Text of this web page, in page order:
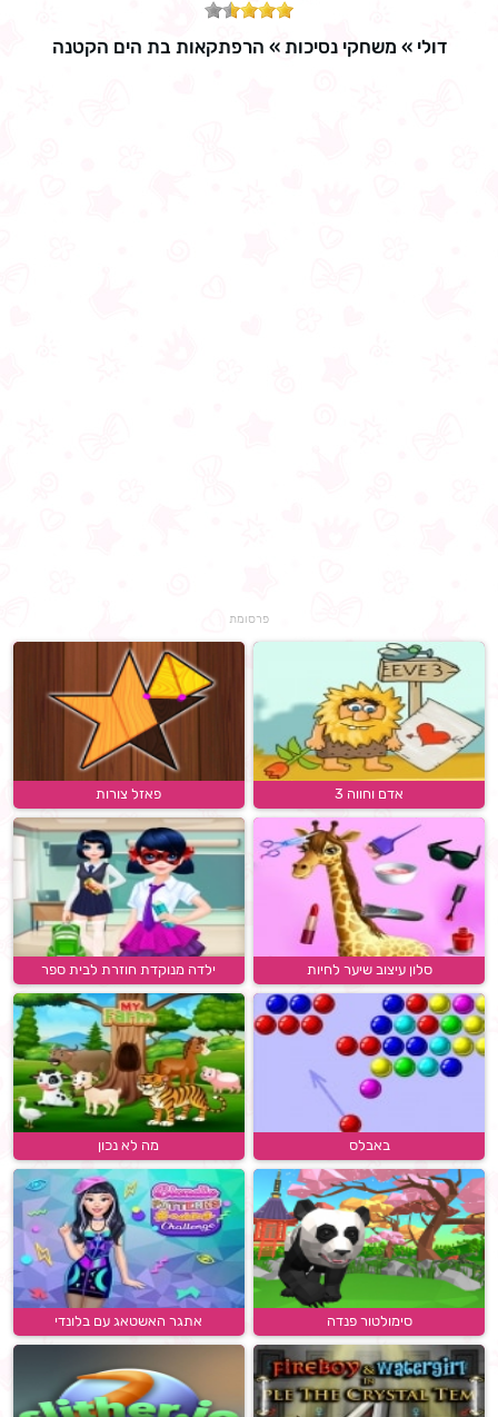
דולי » משחקי נסיכות » הרפתקאות בת הים הקטנה
פרסומת
אדם וחווה 3 פאזל צורות
סלון עיצוב שיער לחיות ילדה מנוקדת חוזרת לבית ספר
באבלס מה לא נכון
סימולטור פנדה אתגר האשטאג עם בלונדי